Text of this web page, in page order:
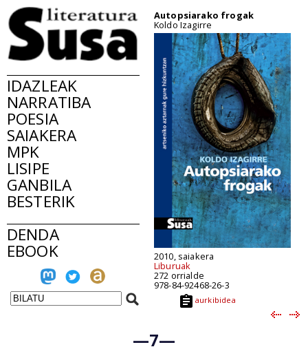
IDAZLEAK
NARRATIBA
POESIA
SAIAKERA
MPK
LISIPE
GANBILA
BESTERIK
DENDA
EBOOK
Autopsiarako frogak
Koldo Izagirre
2010, saiakera
Liburuak
272 orrialde
978-84-92468-26-3
aurkibidea
—7—